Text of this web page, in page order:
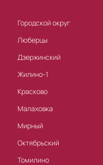
Городской округ
Люберцы
Дзержинский
Жилино-1
Красково
Малаховка
Мирный
Октябрьский
Томилино